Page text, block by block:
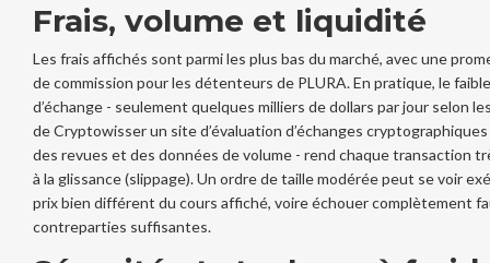
Frais, volume et liquidité
Les frais affichés sont parmi les plus bas du marché, avec une
de commission pour les détenteurs de PLURA. En pratique, le
d’échange - seulement quelques milliers de dollars par jour selon
deCryptowisserun site d’évaluation d’échanges
des revues et des données de volume- rend chaque transaction
à la glissance (slippage). Un ordre de taille modérée peut se voir
prix bien différent du cours affiché, voire échouer complètement
contreparties suffisantes.